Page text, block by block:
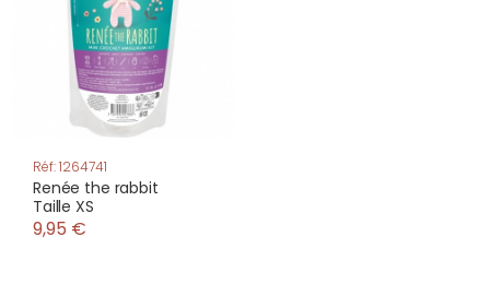
Réf: 1264741
Renée the rabbit
Taille XS
9,95 €